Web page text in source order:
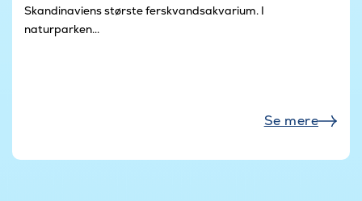
Skandinaviens største ferskvandsakvarium. I
naturparken...
Se mere